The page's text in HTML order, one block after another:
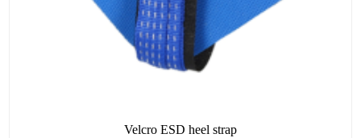
Velcro ESD heel strap